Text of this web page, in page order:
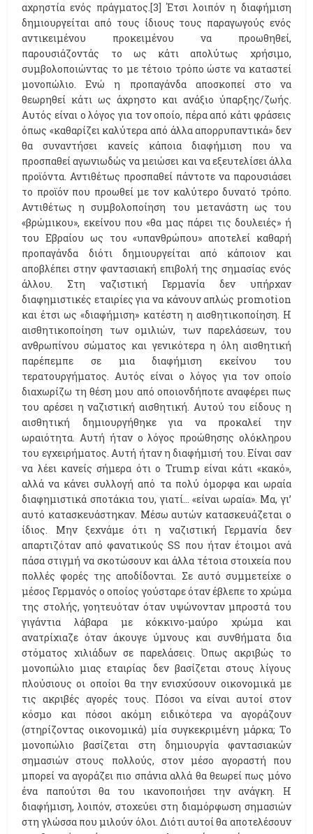
αχρηστία ενός πράγματος.[3] Έτσι λοιπόν η διαφήμιση
δημιουργείται από τους ίδιους τους παραγωγούς ενός
αντικειμένου προκειμένου να προωθηθεί,
παρουσιάζοντάς το ως κάτι απολύτως χρήσιμο,
συμβολοποιώντας το με τέτοιο τρόπο ώστε να καταστεί
μονοπώλιο. Ενώ η προπαγάνδα αποσκοπεί στο να
θεωρηθεί κάτι ως άχρηστο και ανάξιο ύπαρξης/ζωής.
Αυτός είναι ο λόγος για τον οποίο, πέρα από κάτι φράσεις
όπως «καθαρίζει καλύτερα από άλλα απορρυπαντικά» δεν
θα συναντήσει κανείς κάποια διαφήμιση που να
προσπαθεί αγωνιωδώς να μειώσει και να εξευτελίσει άλλα
προϊόντα. Αντιθέτως προσπαθεί πάντοτε να παρουσιάσει
το προϊόν που προωθεί με τον καλύτερο δυνατό τρόπο.
Αντιθέτως η συμβολοποίηση του μετανάστη ως του
«βρώμικου», εκείνου που «θα μας πάρει τις δουλειές» ή
του Εβραίου ως του «υπανθρώπου» αποτελεί καθαρή
προπαγάνδα διότι δημιουργείται από κάποιον και
αποβλέπει στην φαντασιακή επιβολή της σημασίας ενός
άλλου. Στη ναζιστική Γερμανία δεν υπήρχαν
διαφημιστικές εταιρίες για να κάνουν απλώς promotion
και έτσι ως «διαφήμιση» κατέστη η αισθητικοποίηση. Η
αισθητικοποίηση των ομιλιών, των παρελάσεων, του
ανθρωπίνου σώματος και γενικότερα η όλη αισθητική
παρέπεμπε σε μια διαφήμιση εκείνου του
τερατουργήματος. Αυτός είναι ο λόγος για τον οποίο
διαχωρίζω τη θέση μου από οποιονδήποτε αναφέρει πως
του αρέσει η ναζιστική αισθητική. Αυτού του είδους η
αισθητική δημιουργήθηκε για να προκαλεί την
ωραιότητα. Αυτή ήταν ο λόγος προώθησης ολόκληρου
του εγχειρήματος. Αυτή ήταν η διαφήμισή του. Είναι σαν
να λέει κανείς σήμερα ότι ο Trump είναι κάτι «κακό»,
αλλά να κάνει συλλογή από τα πολύ όμορφα και ωραία
διαφημιστικά σποτάκια του, γιατί… «είναι ωραία». Μα, γι’
αυτό κατασκευάστηκαν. Μέσω αυτών κατασκευάζεται ο
ίδιος. Μην ξεχνάμε ότι η ναζιστική Γερμανία δεν
απαρτιζόταν από φανατικούς SS που ήταν έτοιμοι ανά
πάσα στιγμή να σκοτώσουν και άλλα τέτοια στοιχεία που
πολλές φορές της αποδίδονται. Σε αυτό συμμετείχε ο
μέσος Γερμανός ο οποίος γούσταρε όταν έβλεπε το χρώμα
της στολής, γοητευόταν όταν υψώνονταν μπροστά του
γιγάντια λάβαρα με κόκκινο-μαύρο χρώμα και
ανατρίχιαζε όταν άκουγε ύμνους και συνθήματα δια
στόματος χιλιάδων σε παρελάσεις. Όπως ακριβώς το
μονοπώλιο μιας εταιρίας δεν βασίζεται στους λίγους
πλούσιους οι οποίοι θα την ενισχύσουν οικονομικά με
τις ακριβές αγορές τους. Πόσοι να είναι αυτοί στον
κόσμο και πόσοι ακόμη ειδικότερα να αγοράζουν
(στηρίζοντας οικονομικά) μία συγκεκριμένη μάρκα; Το
μονοπώλιο βασίζεται στη δημιουργία φαντασιακών
σημασιών στους πολλούς, στον μέσο αγοραστή που
μπορεί να αγοράζει πιο σπάνια αλλά θα θεωρεί πως μόνο
ένα παπούτσι θα του ικανοποιήσει την ανάγκη. Η
διαφήμιση, λοιπόν, στοχεύει στη διαμόρφωση σημασιών
στη γλώσσα που μιλούν όλοι. Διότι αυτοί θα αποτελέσουν